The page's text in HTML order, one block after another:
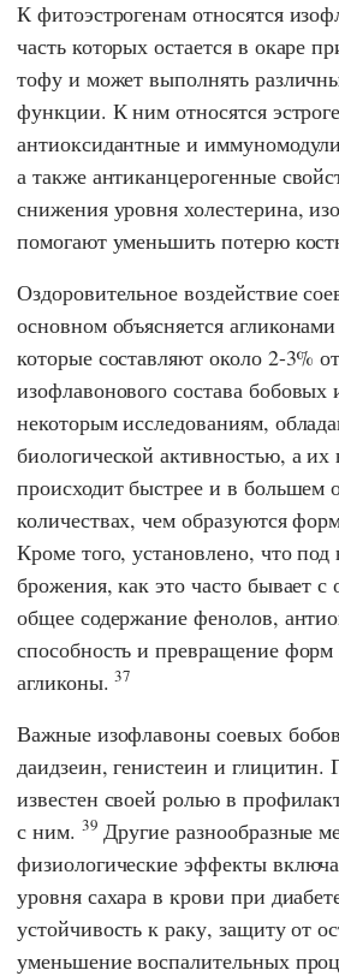
К фитоэстрогенам относятся
часть которых остается в окаре
тофу и может выполнять
функции. К ним относятся
антиоксидантные и
а также антиканцерогенные
снижения уровня холестерина,
помогают уменьшить потерю
Оздоровительное воздействие
основном объясняется
которые составляют около 2-3%
изофлавонового состава бобовых
некоторым исследованиям,
биологической активностью, а их
происходит быстрее и в большем
количествах, чем образуются
Кроме того, установлено, что под
брожения, как это часто бывает с
общее содержание фенолов,
способность и превращение форм
агликоны.37
Важные изофлавоны соевых
даидзеин, генистеин и глицитин.
известен своей ролью в
с ним. 39 Другие разнообразные
физиологические эффекты
уровня сахара в крови при
устойчивость к раку, защиту от
уменьшение воспалительных